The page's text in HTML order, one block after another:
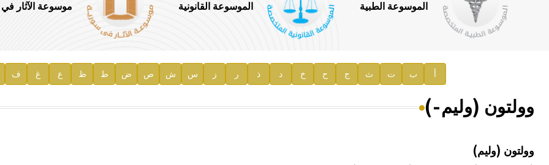
صدور المجلد السابع من موسوعة الآثار في سورية
إعلان..
هيئة الموسوعة العربية تطلق موسوعات جديدة في عام 2026
الموسوعة الطبية الموسوعة القانونية موسوعة الآثار
أ ب ت ث ج ح خ د ذ ر ز س ش ص ض ط ظ ع غ ف
وولتون (وليم-)
وولتون (وليم)